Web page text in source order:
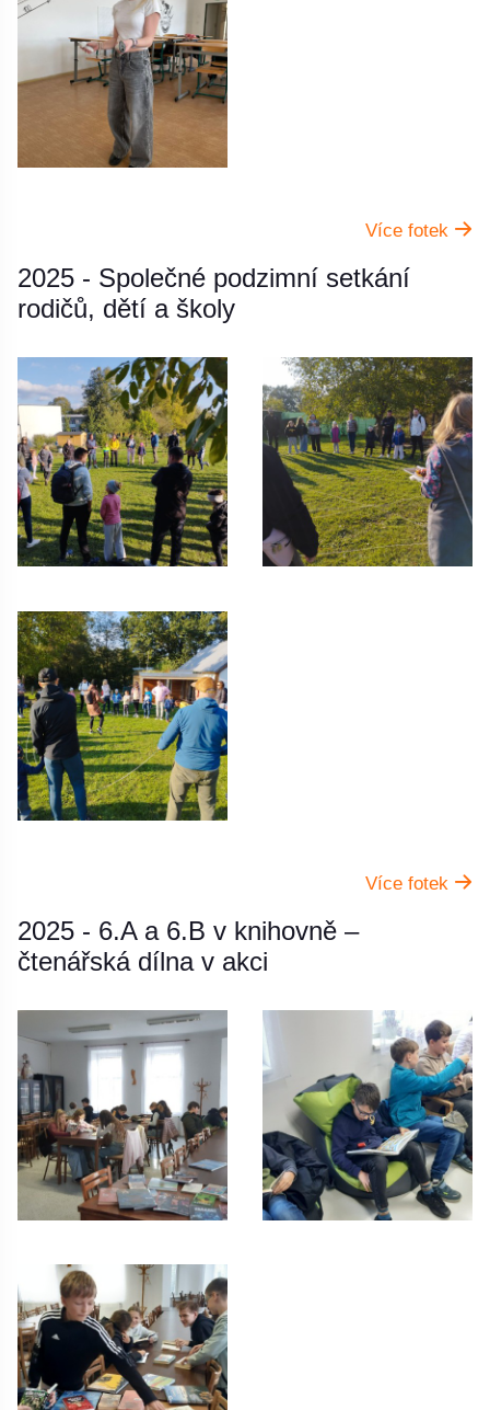
Více fotek
2025 - Společné podzimní setkání
rodičů, dětí a školy
Více fotek
2025 - 6.A a 6.B v knihovně –
čtenářská dílna v akci